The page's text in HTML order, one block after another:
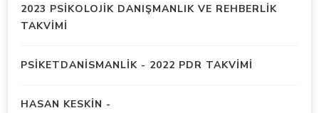
2023 PSİKOLOJİK DANIŞMANLIK VE REHBERLİK
TAKVİMİ
PSIKETDANISMANLIK - 2022 PDR TAKVİMİ
HASAN KESKIN -